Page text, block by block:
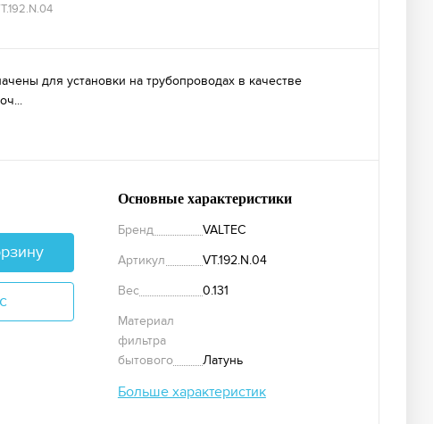
для установки на трубопроводах в качестве
Основные характеристики
Бренд
VALTEC
Артикул
VT.192.N.04
Вес
0.131
Материал
фильтра
бытового
Латунь
Больше характеристик